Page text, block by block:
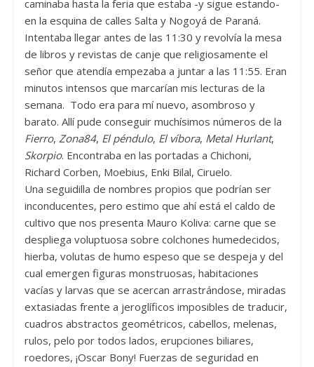
caminaba hasta la feria que estaba -y sigue estando-
en la esquina de calles Salta y Nogoyá de Paraná.
Intentaba llegar antes de las 11:30 y revolvía la mesa
de libros y revistas de canje que religiosamente el
señor que atendía empezaba a juntar a las 11:55. Eran
minutos intensos que marcarían mis lecturas de la
semana. Todo era para mí nuevo, asombroso y
barato. Allí pude conseguir muchísimos números de la
Fierro, Zona84, El péndulo, El víbora, Metal Hurlant,
Skorpio. Encontraba en las portadas a Chichoni,
Richard Corben, Moebius, Enki Bilal, Ciruelo.
Una seguidilla de nombres propios que podrían ser
inconducentes, pero estimo que ahí está el caldo de
cultivo que nos presenta Mauro Koliva: carne que se
despliega voluptuosa sobre colchones humedecidos,
hierba, volutas de humo espeso que se despeja y del
cual emergen figuras monstruosas, habitaciones
vacías y larvas que se acercan arrastrándose, miradas
extasiadas frente a jeroglíficos imposibles de traducir,
cuadros abstractos geométricos, cabellos, melenas,
rulos, pelo por todos lados, erupciones biliares,
roedores, ¡Oscar Bony! Fuerzas de seguridad en